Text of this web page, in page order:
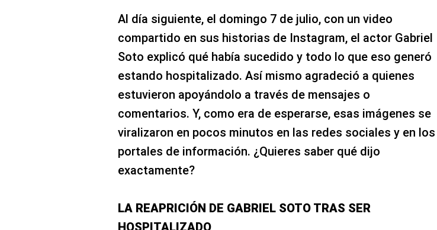
Al día siguiente, el domingo 7 de julio, con un video
compartido en sus historias de Instagram, el actor Gabriel
Soto explicó qué había sucedido y todo lo que eso generó
estando hospitalizado. Así mismo agradeció a quienes
estuvieron apoyándolo a través de mensajes o
comentarios. Y, como era de esperarse, esas imágenes se
viralizaron en pocos minutos en las redes sociales y en los
portales de información. ¿Quieres saber qué dijo
exactamente?
LA REAPRICIÓN DE GABRIEL SOTO TRAS SER
HOSPITALIZADO